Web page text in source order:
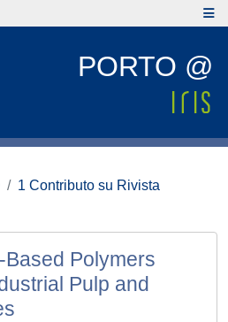
PORTO @
1 Contributo su Rivista
Polymers
Pulp and